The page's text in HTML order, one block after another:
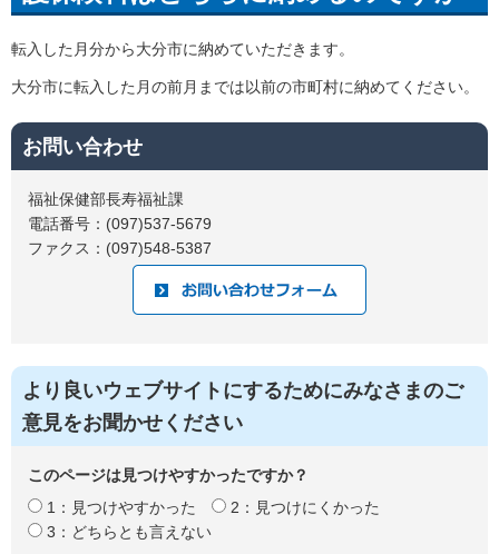
転入した月分から大分市に納めていただきます。
大分市に転入した月の前月までは以前の市町村に納めてください。
お問い合わせ
福祉保健部長寿福祉課
電話番号：(097)537-5679
ファクス：(097)548-5387
より良いウェブサイトにするためにみなさまのご
意見をお聞かせください
このページは見つけやすかったですか？
1：見つけやすかった
2：見つけにくかった
3：どちらとも言えない